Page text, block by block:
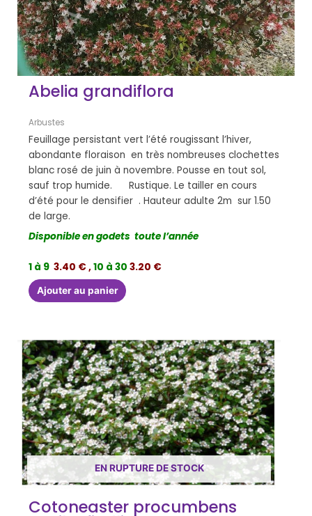
Abelia grandiflora
Arbustes
Feuillage persistant vert l’été rougissant l’hiver,
abondante floraison en très nombreuses clochettes
blanc rosé de juin à novembre. Pousse en tout sol,
sauf trop humide. Rustique. Le tailler en cours
d’été pour le densifier . Hauteur adulte 2m sur 1.50
de large.
Disponible en godets toute l’année
1 à 9 3.40 € ,10 à 30 3.20 €
Ajouter au panier
EN RUPTURE DE STOCK
Cotoneaster procumbens